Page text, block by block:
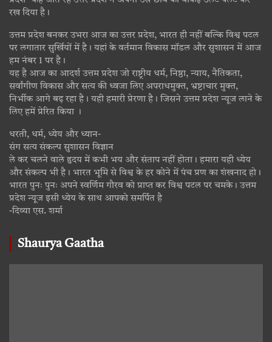
रख दिया है।
उत्तम प्रदेश बनकर उभरा आज का उत्तर प्रदेश, भारत ही नहीं बल्कि विश्व पटल
पर लगातार सुर्खियों में है। यहां के वर्तमान विकास मॉडल और सुशासन में आज
हम नंबर 1 पर है।
यह है आज का आदर्श उत्तम प्रदेश जो राष्ट्रीय धर्म, निष्ठा, न्याय, नैतिकता,
सर्वांगीण विकास और सत्य की ध्वजा लिए अपराधमुक्त, भ्रष्टाचार मुक्त,
निर्भीक आगे बढ़ रहा है। यही हमारी प्रेरणा है। जिसने उत्तम प्रदेश न्यूज लाने के
लिए हमें प्रेरित किया ।
धरती, धर्म, ध्येय और ध्यान-
संग सत्य संकल्प सुशासन विज्ञान
ले कर चलने वाले हृदय में कभी भय और संताप नहीं होता। हमारा यही ध्येय
और संकल्प भी है। भारत भूमि से विश्व के हर कोने में पंच प्रण का शंखनाद हो।
भारत पुनः पुनः अपने स्वर्णिम गौरव को प्राप्त कर विश्व पटल पर चमके। उत्तम
प्रदेश न्यूज इसी ध्येय के साथ आपको समर्पित है
-दिव्या एस. शर्मा
Shaurya Gaatha